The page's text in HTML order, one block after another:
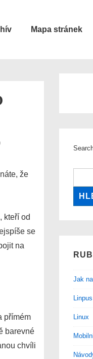
Mapa stránek
že
kteří od
se
na
přímém
barevné
chvíli
Jak
Linux